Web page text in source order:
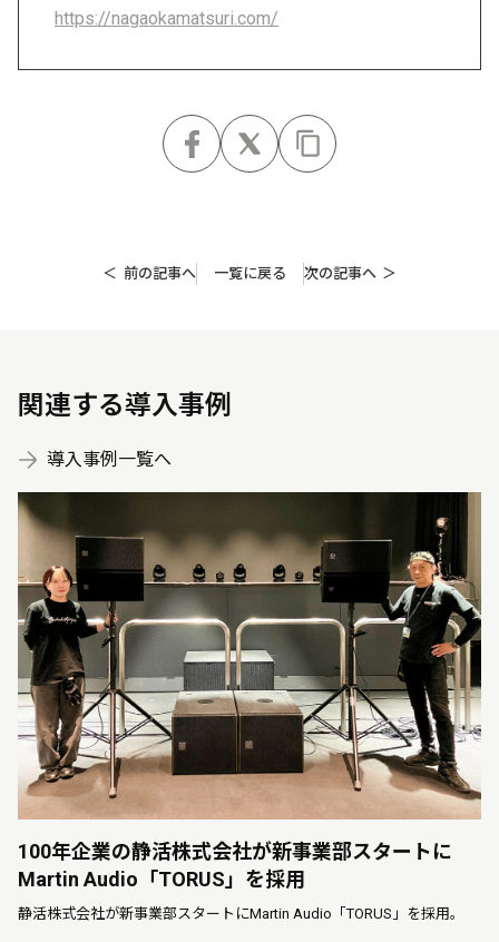
https://nagaokamatsuri.com/
前の記事へ 一覧に戻る 次の記事へ
関連する導入事例
導入事例一覧へ
100年企業の静活株式会社が新事業部スタートに
Martin Audio「TORUS」を採用
静活株式会社が新事業部スタートにMartin Audio「TORUS」を採用。